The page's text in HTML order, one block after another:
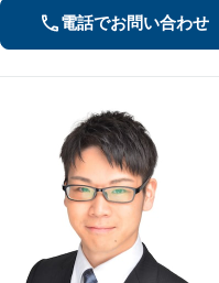
電話でお問い合わせ